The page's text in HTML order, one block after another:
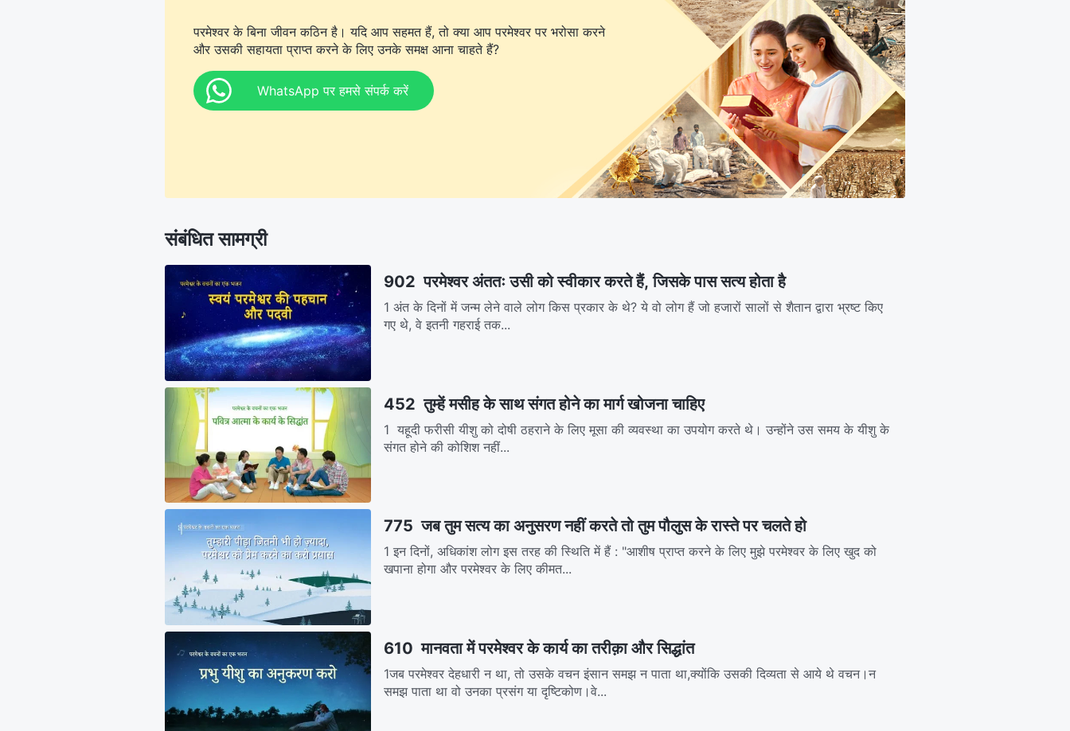
परमेश्वर के बिना जीवन कठिन है। यदि आप सहमत हैं, तो क्या आप परमेश्वर पर भरोसा करने
और उसकी सहायता प्राप्त करने के लिए उनके समक्ष आना चाहते हैं?
WhatsApp पर हमसे संपर्क करें
संबंधित सामग्री
902 परमेश्वर अंततः उसी को स्वीकार करते हैं, जिसके पास सत्य होता है
1 अंत के दिनों में जन्म लेने वाले लोग किस प्रकार के थे? ये वो लोग हैं जो हजारों सालों से शैतान द्वारा भ्रष्ट किए
गए थे, वे इतनी गहराई तक...
452 तुम्हें मसीह के साथ संगत होने का मार्ग खोजना चाहिए
1 यहूदी फरीसी यीशु को दोषी ठहराने के लिए मूसा की व्यवस्था का उपयोग करते थे। उन्होंने उस समय के यीशु के
संगत होने की कोशिश नहीं...
775 जब तुम सत्य का अनुसरण नहीं करते तो तुम पौलुस के रास्ते पर चलते हो
1 इन दिनों, अधिकांश लोग इस तरह की स्थिति में हैं : "आशीष प्राप्त करने के लिए मुझे परमेश्वर के लिए खुद को
खपाना होगा और परमेश्वर के लिए कीमत...
610 मानवता में परमेश्वर के कार्य का तरीक़ा और सिद्धांत
1जब परमेश्वर देहधारी न था, तो उसके वचन इंसान समझ न पाता था,क्योंकि उसकी दिव्यता से आये थे वचन।न
समझ पाता था वो उनका प्रसंग या दृष्टिकोण।वे...